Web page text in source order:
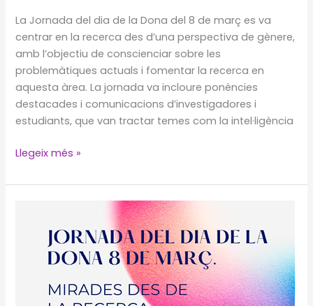
La Jornada del dia de la Dona del 8 de març es va
centrar en la recerca des d’una perspectiva de gènere,
amb l’objectiu de conscienciar sobre les
problemàtiques actuals i fomentar la recerca en
aquesta àrea. La jornada va incloure ponències
destacades i comunicacions d’investigadores i
estudiants, que van tractar temes com la intel·ligència
Jornada
Dia
Resum
Llegeix més »